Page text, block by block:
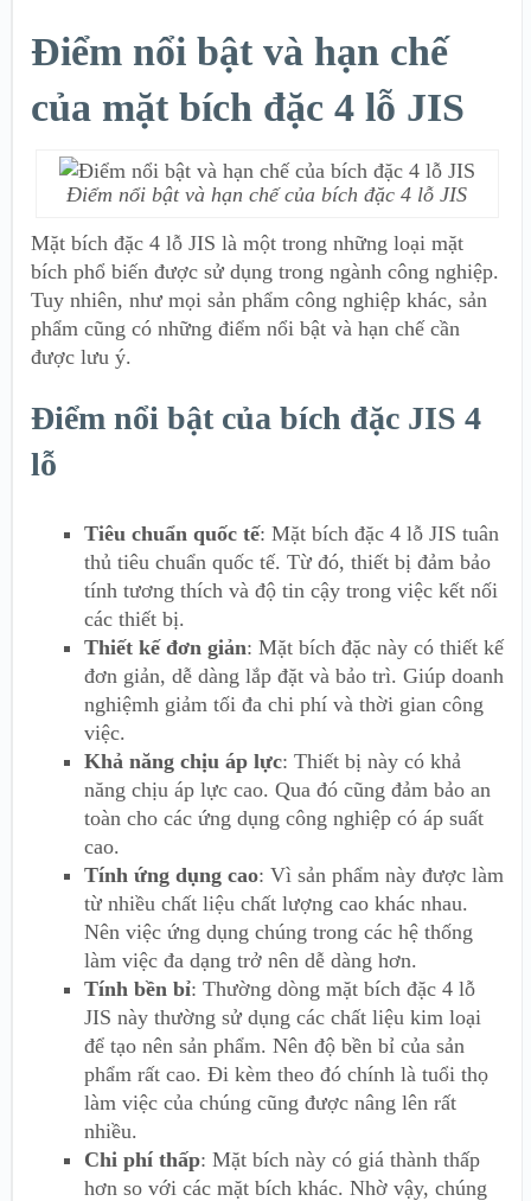
Điểm nổi bật và hạn chế
của mặt bích đặc 4 lỗ JIS
Điểm nổi bật và hạn chế của bích đặc 4 lỗ JIS
Mặt bích đặc 4 lỗ JIS là một trong những loại mặt
bích phổ biến được sử dụng trong ngành công nghiệp.
Tuy nhiên, như mọi sản phẩm công nghiệp khác, sản
phẩm cũng có những điểm nổi bật và hạn chế cần
được lưu ý.
Điểm nổi bật của bích đặc JIS 4
lỗ
Tiêu chuẩn quốc tế: Mặt bích đặc 4 lỗ JIS tuân
thủ tiêu chuẩn quốc tế. Từ đó, thiết bị đảm bảo
tính tương thích và độ tin cậy trong việc kết nối
các thiết bị.
Thiết kế đơn giản: Mặt bích đặc này có thiết kế
đơn giản, dễ dàng lắp đặt và bảo trì. Giúp doanh
nghiệmh giảm tối đa chi phí và thời gian công
việc.
Khả năng chịu áp lực: Thiết bị này có khả
năng chịu áp lực cao. Qua đó cũng đảm bảo an
toàn cho các ứng dụng công nghiệp có áp suất
cao.
Tính ứng dụng cao: Vì sản phẩm này được làm
từ nhiều chất liệu chất lượng cao khác nhau.
Nên việc ứng dụng chúng trong các hệ thống
làm việc đa dạng trở nên dễ dàng hơn.
Tính bền bỉ: Thường dòng mặt bích đặc 4 lỗ
JIS này thường sử dụng các chất liệu kim loại
để tạo nên sản phẩm. Nên độ bền bỉ của sản
phẩm rất cao. Đi kèm theo đó chính là tuổi thọ
làm việc của chúng cũng được nâng lên rất
nhiều.
Chi phí thấp: Mặt bích này có giá thành thấp
hơn so với các mặt bích khác. Nhờ vậy, chúng